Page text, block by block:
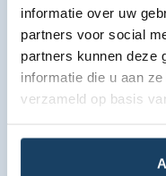
informatie over uw
partners voor social
partners kunnen deze
informatie die u aan
verzameld op basis